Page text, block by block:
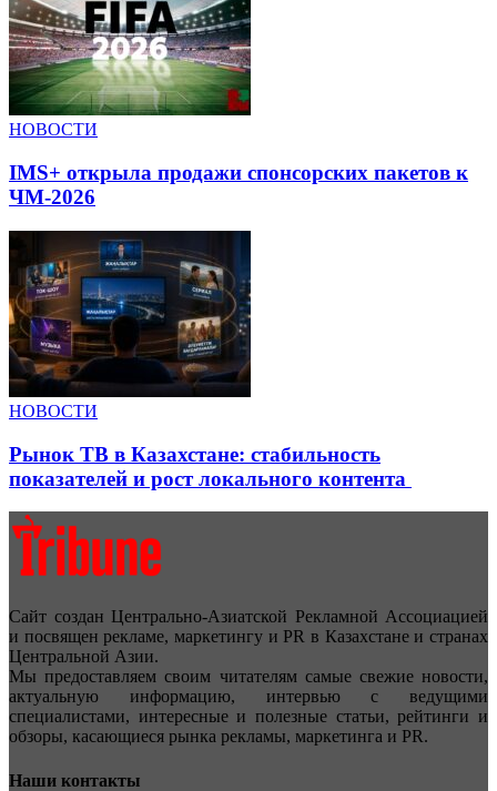
НОВОСТИ
IMS+ открыла продажи спонсорских пакетов к
ЧМ-2026
НОВОСТИ
Рынок ТВ в Казахстане: стабильность
показателей и рост локального контента
Сайт создан Центрально-Азиатской Рекламной Ассоциацией
и посвящен рекламе, маркетингу и PR в Казахстане и странах
Центральной Азии.
Мы предоставляем своим читателям самые свежие новости,
актуальную информацию, интервью с ведущими
специалистами, интересные и полезные статьи, рейтинги и
обзоры, касающиеся рынка рекламы, маркетинга и PR.
Наши контакты